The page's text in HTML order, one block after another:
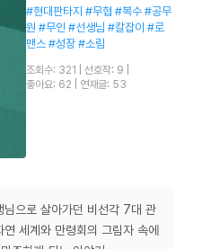
#현대판타지 #무협 #복수 #공무
원 #무인 #선생님 #칼잡이 #로
맨스 #성장 #소림
조회수: 321 선호작: 9
좋아요: 62
연재글: 53
님으로 살아가던 비선각 7대 관
세계와 만령회의 그림자 속에